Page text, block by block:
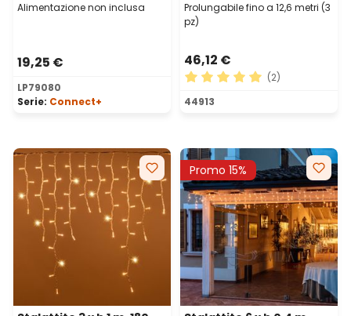
Alimentazione non inclusa
19,25 €
LP79080
Serie: Connect+
Prolungabile fino a 12,6 metri (3
pz)
46,12 €
Valutazione media di 5 su
(2)
44913
Promo 15%